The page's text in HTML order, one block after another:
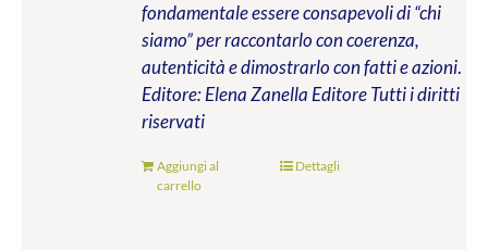
fondamentale essere consapevoli di “chi
siamo” per raccontarlo con coerenza,
autenticità e dimostrarlo con fatti e azioni.
Editore: Elena Zanella EditoreTutti i diritti
riservati
Aggiungi al
carrello
Dettagli